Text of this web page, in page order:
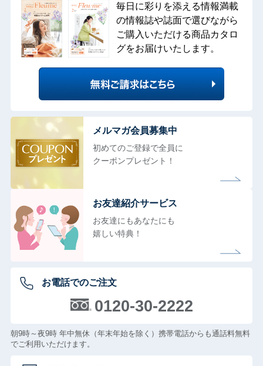
毎日に彩りを添える情報満載
の情報誌や誌面で選びながら
ご購入いただける商品カタロ
グをお届けいたします。
メルマガ会員募集中
初めてのご登録で全員に
クーポンプレゼント！
お友達紹介サービス
お友達にもあなたにも
嬉しい特典！
お電話でのご注文
0120-30-2222
朝9時～夜9時 年中無休（年末年始を除く）携帯電話からも通話料無料
でご利用いただけます。